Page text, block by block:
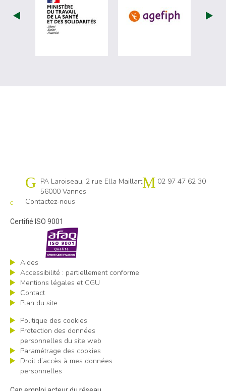
visiter les site de Ministère du travail
visiter les
Cap emploi 56
PA Laroiseau, 2 rue Ella Maillart
56000 Vannes
02 97 47 62 30
Contactez-nous
Certifié ISO 9001
Aides
Accessibilité : partiellement conforme
Mentions légales et CGU
Contact
Plan du site
Politique des cookies
Protection des données
personnelles du site web
Paramétrage des cookies
Droit d’accès à mes données
personnelles